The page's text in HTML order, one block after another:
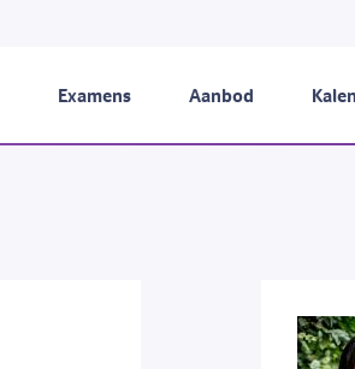
Examens Aanbod